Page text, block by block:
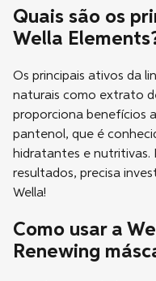
Quais são os
Wella
Os principais ativos da
naturais como extrato
proporciona benefícios
pantenol, que é
hidratantes e nutritivas.
resultados, precisa
Wella!
Como usar a
Renewing